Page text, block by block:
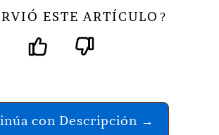
ESTE ARTÍCULO ?
con Descripción →